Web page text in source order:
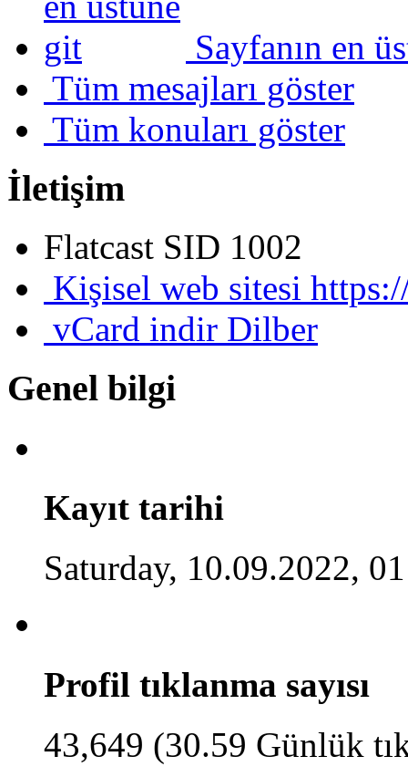
Sayfanın en
Tüm mesajları göster
Tüm konuları göster
İletişim
Flatcast SID 1002
Kişisel web sitesi
vCard indir Dilber
Genel bilgi
Kayıt tarihi
Saturday, 10.09.2022,
Profil tıklanma sayısı
43,649 (30.59 Günlük